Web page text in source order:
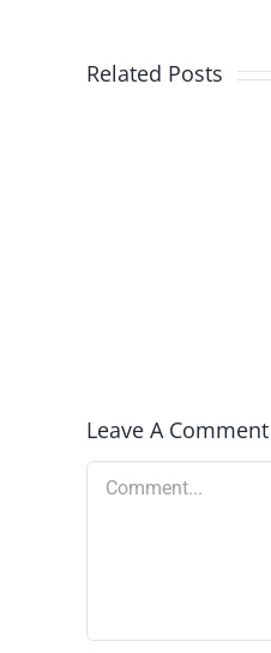
Related Posts
Leave A Comment
Comment